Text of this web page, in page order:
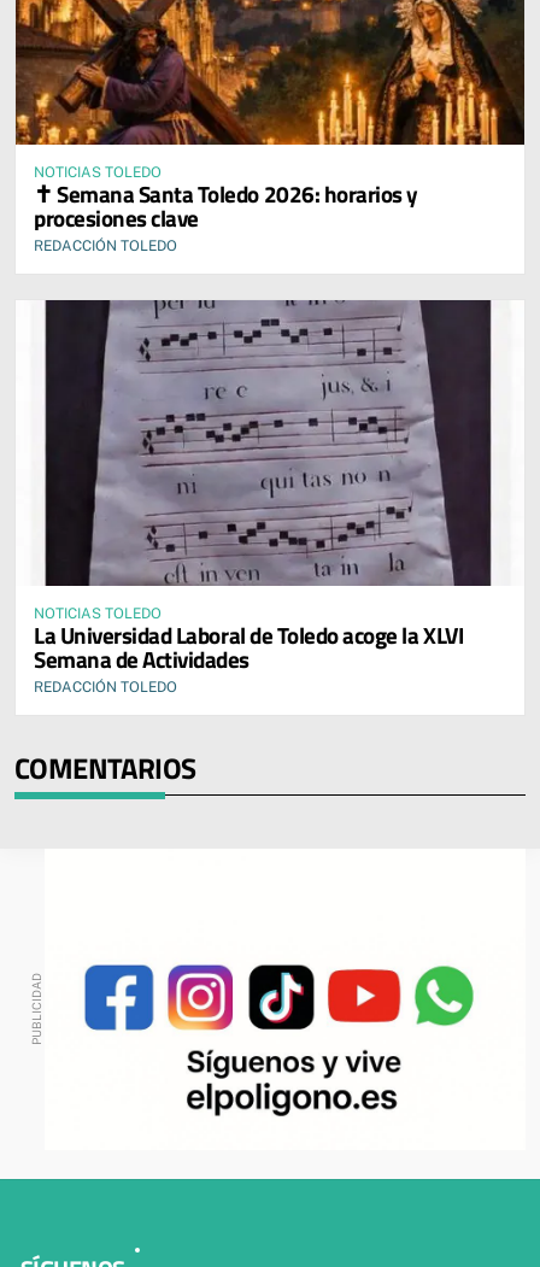
NOTICIAS TOLEDO
✝️ Semana Santa Toledo 2026: horarios y
procesiones clave
REDACCIÓN TOLEDO
NOTICIAS TOLEDO
La Universidad Laboral de Toledo acoge la XLVI
Semana de Actividades
REDACCIÓN TOLEDO
COMENTARIOS